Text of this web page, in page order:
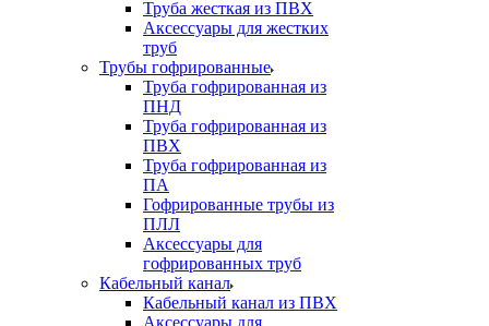
Труба жесткая из ПВХ
Аксессуары для жестких
труб
Трубы гофрированные
Труба гофрированная из
ПНД
Труба гофрированная из
ПВХ
Труба гофрированная из
ПА
Гофрированные трубы из
ПЛЛ
Аксессуары для
гофрированных труб
Кабельный канал
Кабельный канал из ПВХ
Аксессуары для